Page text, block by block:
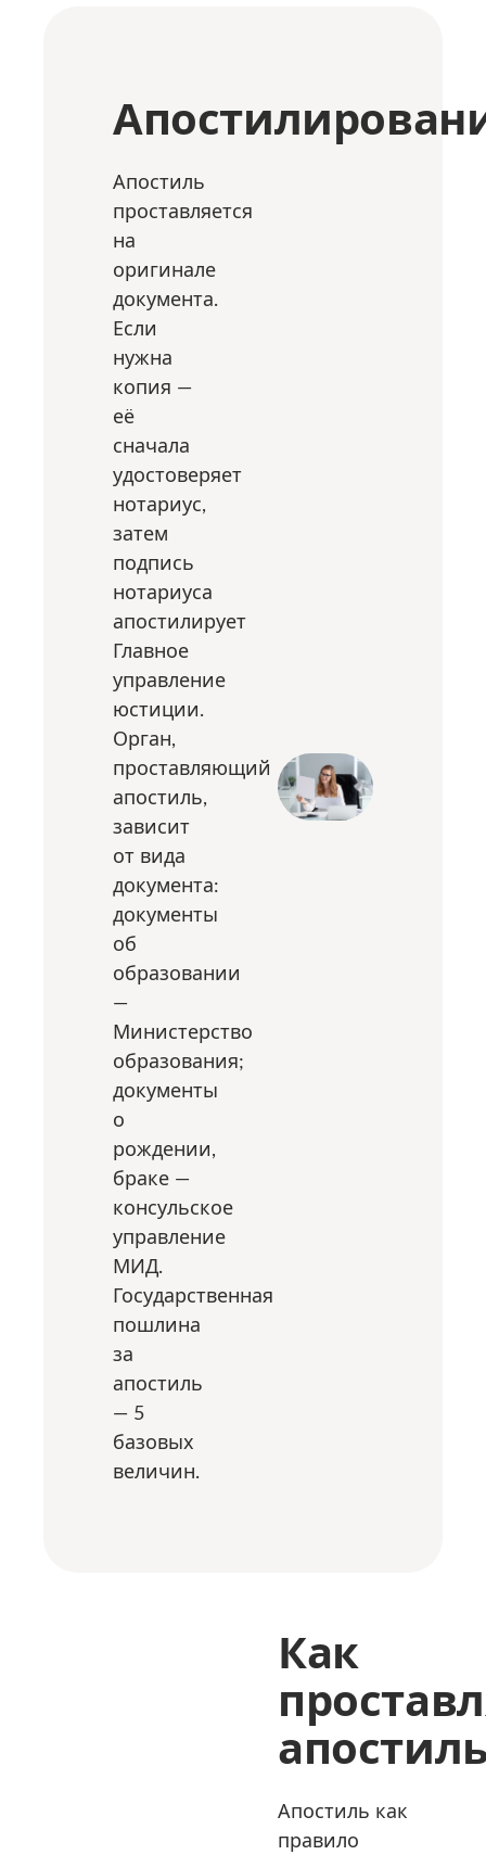
Апостиль
проставляется
на
оригинале
документа.
Если
нужна
копия —
её
сначала
удостоверяет
нотариус,
затем
подпись
нотариуса
апостилирует
Главное
управление
юстиции.
Орган,
проставляющий
апостиль,
зависит
от вида
документа:
документы
об
образовании
—
Министерство
образования;
документы
о
рождении,
браке —
консульское
управление
МИД.
Государственная
пошлина
за
апостиль
— 5
базовых
величин.
Как
Апостиль как
правило